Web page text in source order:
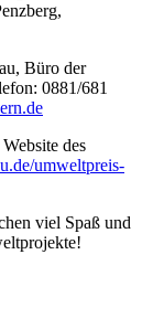
Büro der
0881/681
des
umweltpreis-
viel Spaß und